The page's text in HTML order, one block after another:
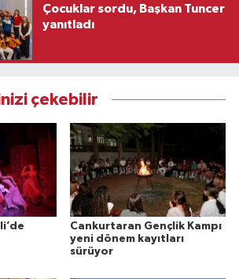
Çocuklar sordu, Başkan Tuncer
yanıtladı
çekebilir
Cankurtaran Gençlik Kampı
yeni dönem kayıtları
sürüyor